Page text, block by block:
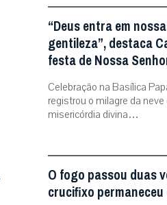
“Deus entra em
gentileza”, destaca
festa de Nossa
Celebração na Basílica
registrou o milagre da
misericórdia divina…
O fogo passou duas
crucifixo permaneceu